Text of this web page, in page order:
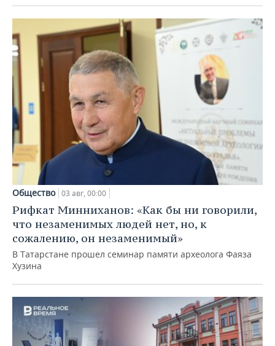
Общество 03 авг, 00:00
Рифкат Минниханов: «Как бы ни говорили,
что незаменимых людей нет, но, к
сожалению, он незаменимый»
В Татарстане прошел семинар памяти археолога Фаяза
Хузина